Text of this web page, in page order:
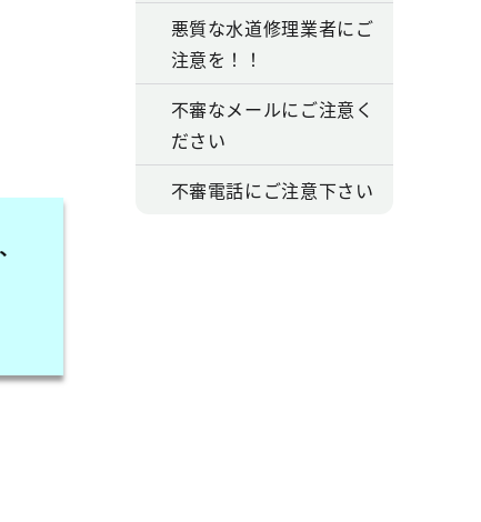
悪質な水道修理業者にご
注意を！！
不審なメールにご注意く
ださい
不審電話にご注意下さい